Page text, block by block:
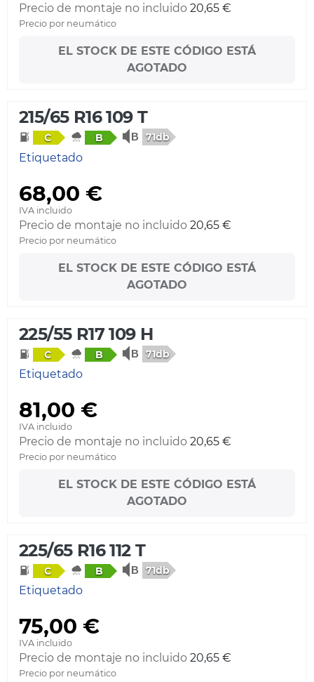
Precio de montaje no incluido 20,65 €
Precio por neumático
EL STOCK DE ESTE CÓDIGO ESTÁ
AGOTADO
215/65 R16 109 T
C B 71db
Etiquetado
68,00 €
IVA incluido
Precio de montaje no incluido 20,65 €
Precio por neumático
EL STOCK DE ESTE CÓDIGO ESTÁ
AGOTADO
225/55 R17 109 H
C B 71db
Etiquetado
81,00 €
IVA incluido
Precio de montaje no incluido 20,65 €
Precio por neumático
EL STOCK DE ESTE CÓDIGO ESTÁ
AGOTADO
225/65 R16 112 T
C B 71db
Etiquetado
75,00 €
IVA incluido
Precio de montaje no incluido 20,65 €
Precio por neumático